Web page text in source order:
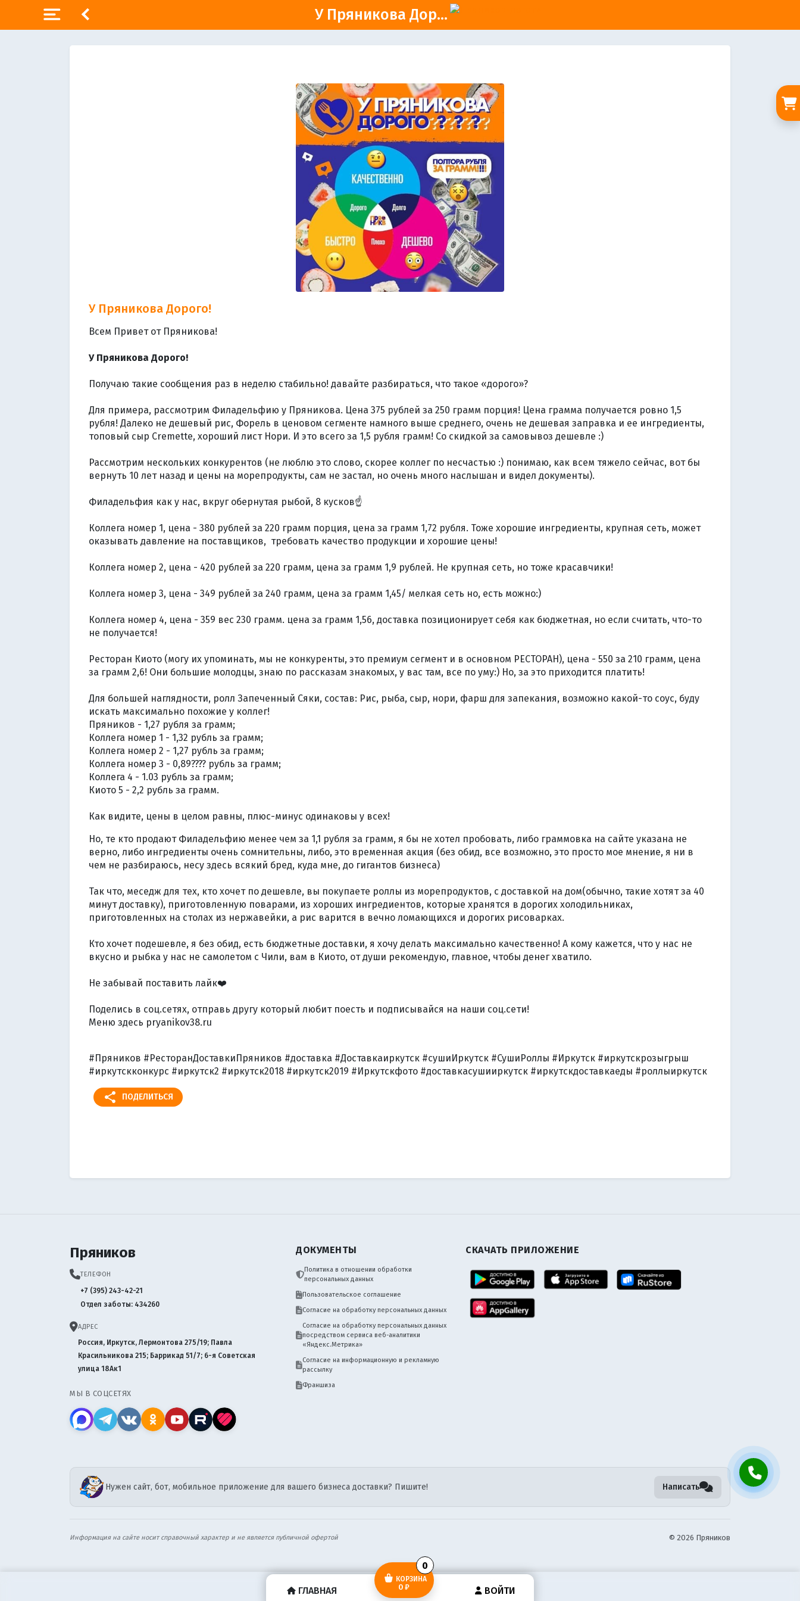
У Пряникова Дор...
У Пряникова Дорого!
Всем Привет от Пряникова!
У Пряникова Дорого!
Получаю такие сообщения раз в неделю стабильно! давайте разбираться, что такое «дорого»?
Для примера, рассмотрим Филадельфию у Пряникова. Цена 375 рублей за 250 грамм порция! Цена грамма получается ровно 1,5
рубля! Далеко не дешевый рис, Форель в ценовом сегменте намного выше среднего, очень не дешевая заправка и ее ингредиенты,
топовый сыр Cremette, хороший лист Нори. И это всего за 1,5 рубля грамм! Со скидкой за самовывоз дешевле :)
Рассмотрим нескольких конкурентов (не люблю это слово, скорее коллег по несчастью :) понимаю, как всем тяжело сейчас, вот бы
вернуть 10 лет назад и цены на морепродукты, сам не застал, но очень много наслышан и видел документы).
Филадельфия как у нас, вкруг обернутая рыбой, 8 кусков☝️
Коллега номер 1, цена - 380 рублей за 220 грамм порция, цена за грамм 1,72 рубля. Тоже хорошие ингредиенты, крупная сеть, может
оказывать давление на поставщиков, требовать качество продукции и хорошие цены!
Коллега номер 2, цена - 420 рублей за 220 грамм, цена за грамм 1,9 рублей. Не крупная сеть, но тоже красавчики!
Коллега номер 3, цена - 349 рублей за 240 грамм, цена за грамм 1,45/ мелкая сеть но, есть можно:)
Коллега номер 4, цена - 359 вес 230 грамм. цена за грамм 1,56, доставка позиционирует себя как бюджетная, но если считать, что-то
не получается!
Ресторан Киото (могу их упоминать, мы не конкуренты, это премиум сегмент и в основном РЕСТОРАН), цена - 550 за 210 грамм, цена
за грамм 2,6! Они большие молодцы, знаю по рассказам знакомых, у вас там, все по уму:) Но, за это приходится платить!
Для большей наглядности, ролл Запеченный Сяки, состав: Рис, рыба, сыр, нори, фарш для запекания, возможно какой-то соус, буду
искать максимально похожие у коллег!
Пряников - 1,27 рубля за грамм;
Коллега номер 1 - 1,32 рубль за грамм;
Коллега номер 2 - 1,27 рубль за грамм;
Коллега номер 3 - 0,89???? рубль за грамм;
Коллега 4 - 1.03 рубль за грамм;
Киото 5 - 2,2 рубль за грамм.
Как видите, цены в целом равны, плюс-минус одинаковы у всех!
Но, те кто продают Филадельфию менее чем за 1,1 рубля за грамм, я бы не хотел пробовать, либо граммовка на сайте указана не
верно, либо ингредиенты очень сомнительны, либо, это временная акция (без обид, все возможно, это просто мое мнение, я ни в
чем не разбираюсь, несу здесь всякий бред, куда мне, до гигантов бизнеса)
Так что, меседж для тех, кто хочет по дешевле, вы покупаете роллы из морепродуктов, с доставкой на дом(обычно, такие хотят за 40
минут доставку), приготовленную поварами, из хороших ингредиентов, которые хранятся в дорогих холодильниках,
приготовленных на столах из нержавейки, а рис варится в вечно ломающихся и дорогих рисоварках.
Кто хочет подешевле, я без обид, есть бюджетные доставки, я хочу делать максимально качественно! А кому кажется, что у нас не
вкусно и рыбка у нас не самолетом с Чили, вам в Киото, от души рекомендую, главное, чтобы денег хватило.
Не забывай поставить лайк❤️
Поделись в соц.сетях, отправь другу который любит поесть и подписывайся на наши соц.сети!
Меню здесь pryanikov38.ru
#Пряников #РесторанДоставкиПряников #доставка #Доставкаиркутск #сушиИркутск #СушиРоллы #Иркутск #иркутскрозыгрыш
#иркутскконкурс #иркутск2 #иркутск2018 #иркутск2019 #Иркутскфото #доставкасушииркутск #иркутскдоставкаеды #роллыиркутск
share ПОДЕЛИТЬСЯ
Пряников
ТЕЛЕФОН
+7 (395) 243-42-21
Отдел заботы: 434260
АДРЕС
Россия, Иркутск, Лермонтова 275/19; Павла
Красильникова 215; Баррикад 51/7; 6-я Советская
улица 18Ак1
МЫ В СОЦСЕТЯХ
ДОКУМЕНТЫ
Политика в отношении обработки
персональных данных
Пользовательское соглашение
Согласие на обработку персональных данных
Согласие на обработку персональных данных
посредством сервиса веб-аналитики
«Яндекс.Метрика»
Согласие на информационную и рекламную
рассылку
Франшиза
СКАЧАТЬ ПРИЛОЖЕНИЕ
Нужен сайт, бот, мобильное приложение для вашего бизнеса доставки? Пишите! Написать
Информация на сайте носит справочный характер и не является публичной офертой © 2026 Пряников
ГЛАВНАЯ
КОРЗИНА
0 ₽
0
ВОЙТИ